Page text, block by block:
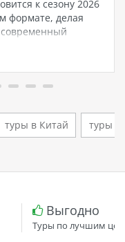
к сезону 2026
формате, делая
отдыха у
для тех,
туры в Китай туры в
Выгодно
Туры по лучшим